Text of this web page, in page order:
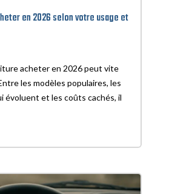
en 2026 selon votre usage et
acheter en 2026 peut vite
les modèles populaires, les
évoluent et les coûts cachés, il